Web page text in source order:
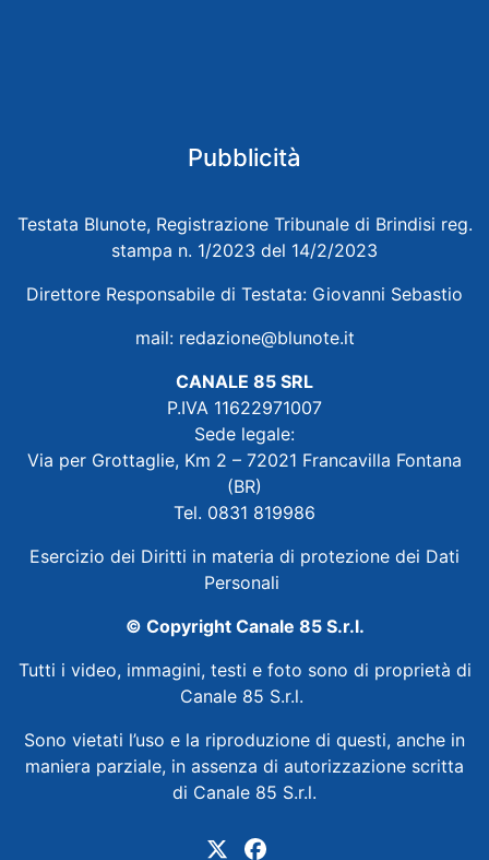
Pubblicità
Testata Blunote, Registrazione Tribunale di Brindisi reg.
stampa n. 1/2023 del 14/2/2023
Direttore Responsabile di Testata: Giovanni Sebastio
mail: redazione@blunote.it
CANALE 85 SRL
P.IVA 11622971007
Sede legale:
Via per Grottaglie, Km 2 – 72021 Francavilla Fontana
(BR)
Tel. 0831 819986
Esercizio dei Diritti in materia di protezione dei Dati
Personali
© Copyright Canale 85 S.r.l.
Tutti i video, immagini, testi e foto sono di proprietà di
Canale 85 S.r.l.
Sono vietati l’uso e la riproduzione di questi, anche in
maniera parziale, in assenza di autorizzazione scritta
di Canale 85 S.r.l.